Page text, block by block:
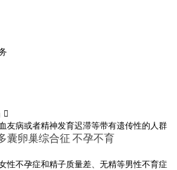

友病或者精神发育迟滞等带有遗传性的人群
囊卵巢综合征 不孕不育
性不孕症和精子质量差、无精等男性不育症